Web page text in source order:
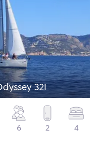
32i
6 2 4